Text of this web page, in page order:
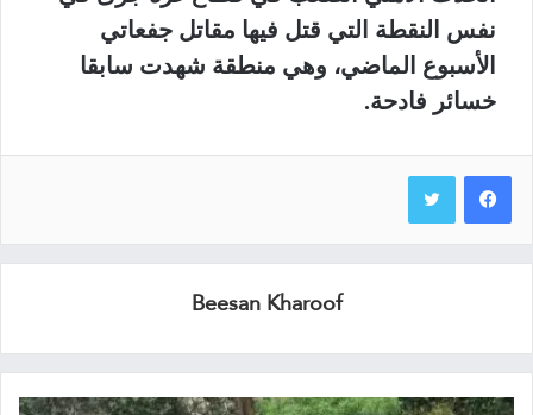
نفس النقطة التي قتل فيها مقاتل جفعاتي
الأسبوع الماضي، وهي منطقة شهدت سابقا
خسائر فادحة.
Beesan Kharoof